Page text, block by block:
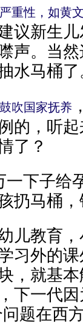
重性，如黄
议新生
声。当
水马桶了
吹国家抚养
的，听
了？
下子给
扔马桶
儿教育
习外的
，就基
下一代
题在西